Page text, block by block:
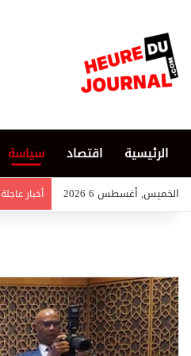
الرئيسية اقتصاد سياسة
الخميس, أغسطس 6 2026 أخبار عاجلة